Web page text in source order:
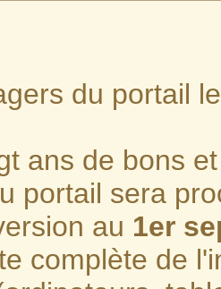
du portail
ans de bons
portail sera
au 1er
complète de